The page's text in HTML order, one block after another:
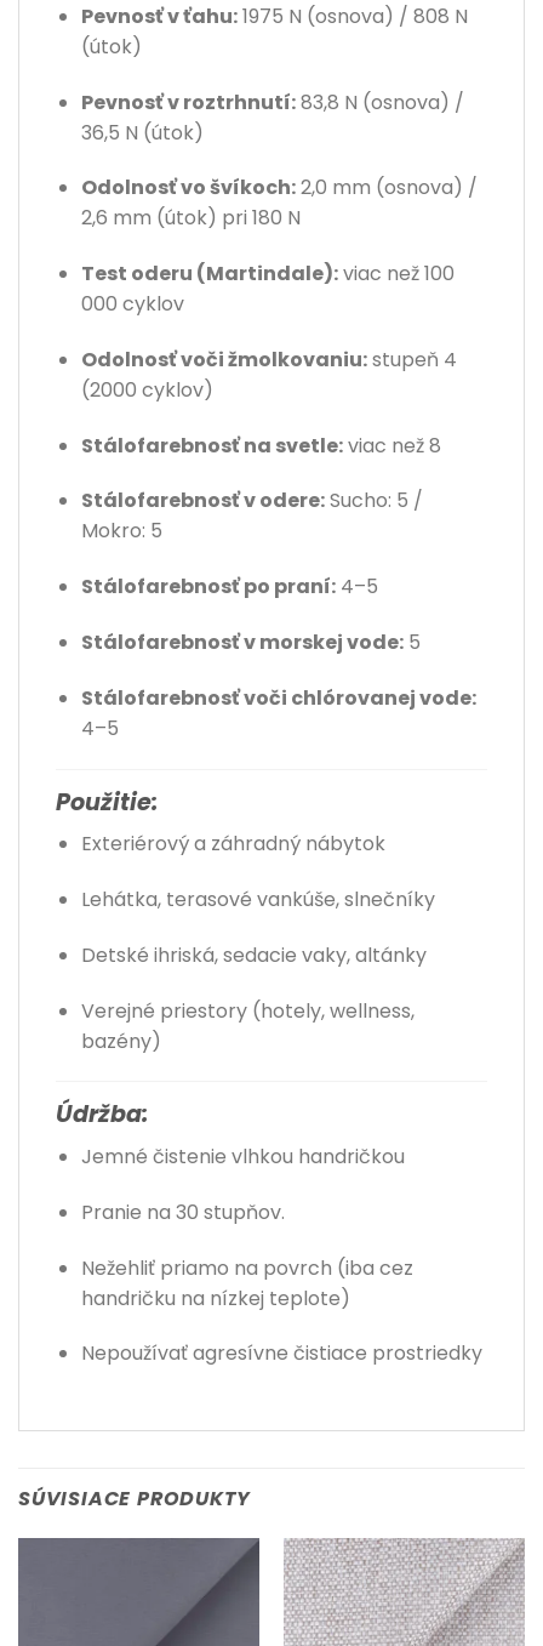
Pevnosť v ťahu:1975 N (osnova) / 808 N
(útok)
Pevnosť v roztrhnutí:83,8 N (osnova) /
36,5 N (útok)
Odolnosť vo švíkoch:2,0 mm (osnova) /
2,6 mm (útok) pri 180 N
Test oderu (Martindale):viac než 100
000 cyklov
Odolnosť voči žmolkovaniu:stupeň 4
(2000 cyklov)
Stálofarebnosť na svetle:viac než 8
Stálofarebnosť v odere:Sucho: 5 /
Mokro: 5
Stálofarebnosť po praní:4–5
Stálofarebnosť v morskej vode:5
Stálofarebnosť voči chlórovanej vode:
4–5
Použitie:
Exteriérový a záhradný nábytok
Lehátka, terasové vankúše, slnečníky
Detské ihriská, sedacie vaky, altánky
Verejné priestory (hotely, wellness,
bazény)
Údržba:
Jemné čistenie vlhkou handričkou
Pranie na 30 stupňov.
Nežehliť priamo na povrch (iba cez
handričku na nízkej teplote)
Nepoužívať agresívne čistiace prostriedky
SÚVISIACE PRODUKTY